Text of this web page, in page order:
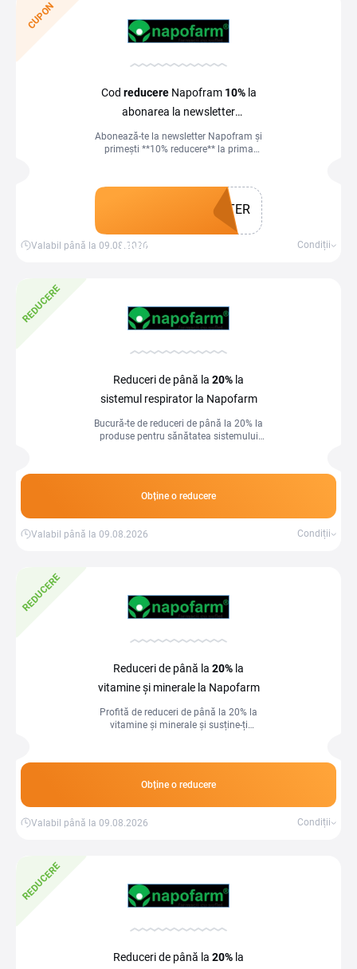
CUPON
Cod reducereNapofram 10%la
abonarea la newsletter
la Napofarm
Abonează-te la newsletter Napofram și
primești **10% reducere** la prima
Obține un cupon
TER
Valabil până la 09.08.2026 Condiții
REDUCERE
Reduceri de până la 20% la
sistemul respirator la Napofarm
Bucură-te de reduceri de până la 20% la
produse pentru sănătatea sistemului
Obține o reducere
Valabil până la 09.08.2026 Condiții
REDUCERE
Reduceri de până la 20% la
vitamine și minerale la Napofarm
Profită de reduceri de până la 20% la
vitamine și minerale și susține-ți
Obține o reducere
Valabil până la 09.08.2026 Condiții
REDUCERE
Reduceri de până la 20% la